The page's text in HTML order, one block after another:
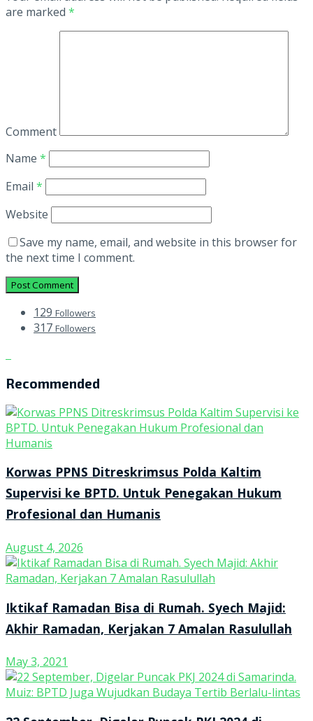
are marked *
Comment
Name *
Email *
Website
Save my name, email, and website in this browser for
the next time I comment.
129 Followers
317 Followers
Recommended
Korwas PPNS Ditreskrimsus Polda Kaltim
Supervisi ke BPTD. Untuk Penegakan Hukum
Profesional dan Humanis
August 4, 2026
Iktikaf Ramadan Bisa di Rumah. Syech Majid:
Akhir Ramadan, Kerjakan 7 Amalan Rasulullah
May 3, 2021